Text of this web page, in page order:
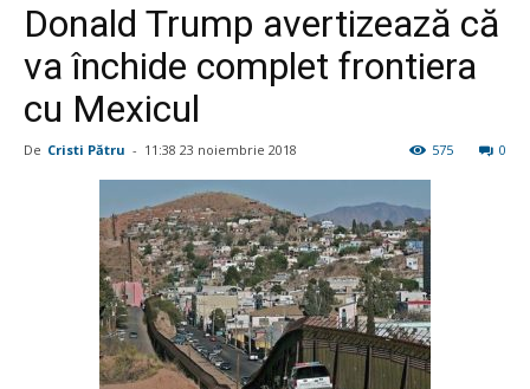
Donald Trump avertizează că
va închide complet frontiera
cu Mexicul
De Cristi Pătru - 11:38 23 noiembrie 2018 0
575